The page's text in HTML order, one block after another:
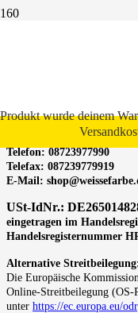
Produktwurde deinem
Sägmühl, 4
94424 Arnstorf
Telefon: 08723977990
Telefax: 087239779919
E-Mail:
USt-IdNr.:
eingetragen im
Handelsregisternummer
Alternative
Die Europäische
Online-Streitbeilegung
unter https://ec.europa.eu/odr